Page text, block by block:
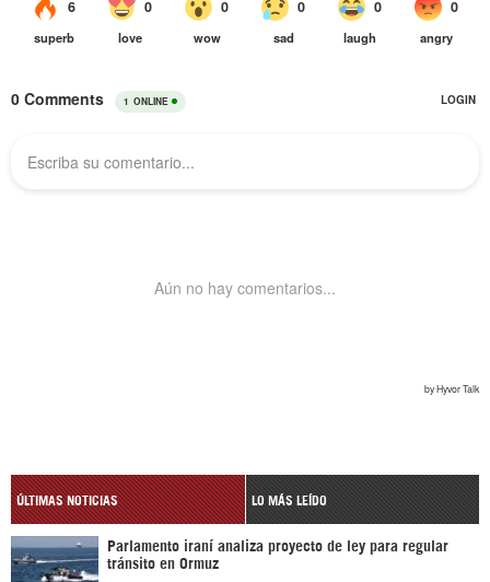
ÚLTIMAS NOTICIAS LO MÁS LEÍDO
Parlamento iraní analiza proyecto de ley para regular
tránsito en Ormuz